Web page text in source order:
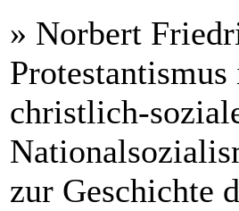
» Norbert
christlich-
zur Geschichte